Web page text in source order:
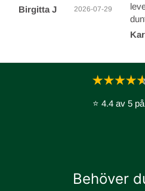
Birgitta J
2026-07-29
⭐ 4.4 av 5
Behöver